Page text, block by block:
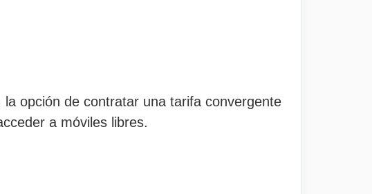
opción de contratar una tarifa convergente
a móviles libres.